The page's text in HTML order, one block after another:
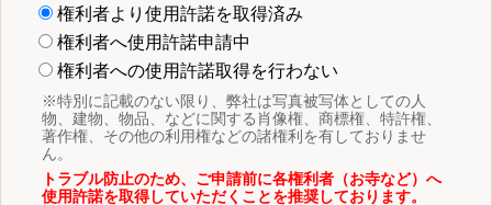
権利者より使用許諾を取得済み
権利者へ使用許諾申請中
権利者への使用許諾取得を行わない
※特別に記載のない限り、弊社は写真被写体としての人
物、建物、物品、などに関する肖像権、商標権、特許権、
著作権、その他の利用権などの諸権利を有しておりませ
ん。
トラブル防止のため、ご申請前に各権利者（お寺など）へ
使用許諾を取得していただくことを推奨しております。